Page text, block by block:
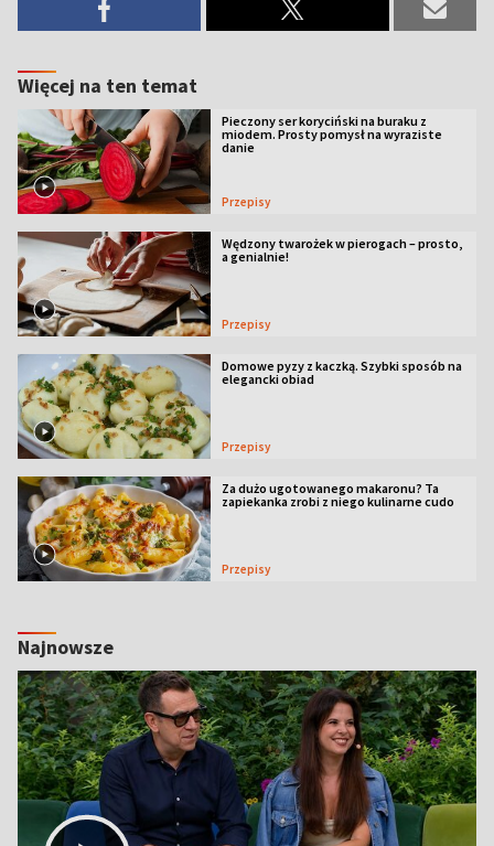
Więcej na ten temat
Pieczony ser koryciński na buraku z
miodem. Prosty pomysł na wyraziste
danie
Przepisy
Wędzony twarożek w pierogach – prosto,
a genialnie!
Przepisy
Domowe pyzy z kaczką. Szybki sposób na
elegancki obiad
Przepisy
Za dużo ugotowanego makaronu? Ta
zapiekanka zrobi z niego kulinarne cudo
Przepisy
Najnowsze